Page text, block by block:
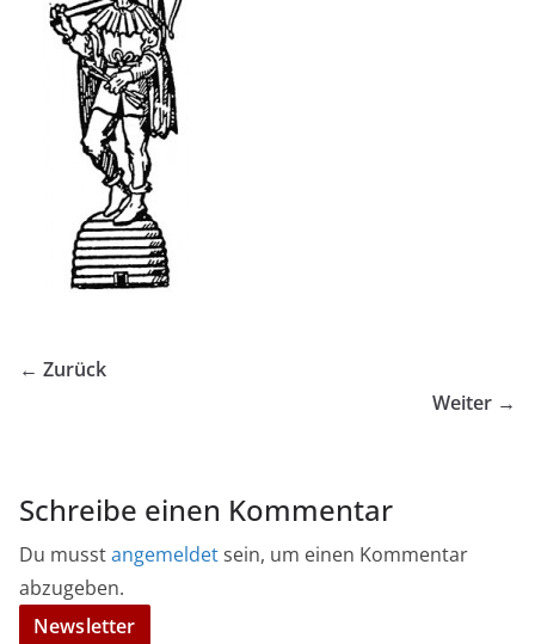
← Zurück
Weiter →
Schreibe einen Kommentar
Du musstangemeldetsein, um einen Kommentar
abzugeben.
Newsletter